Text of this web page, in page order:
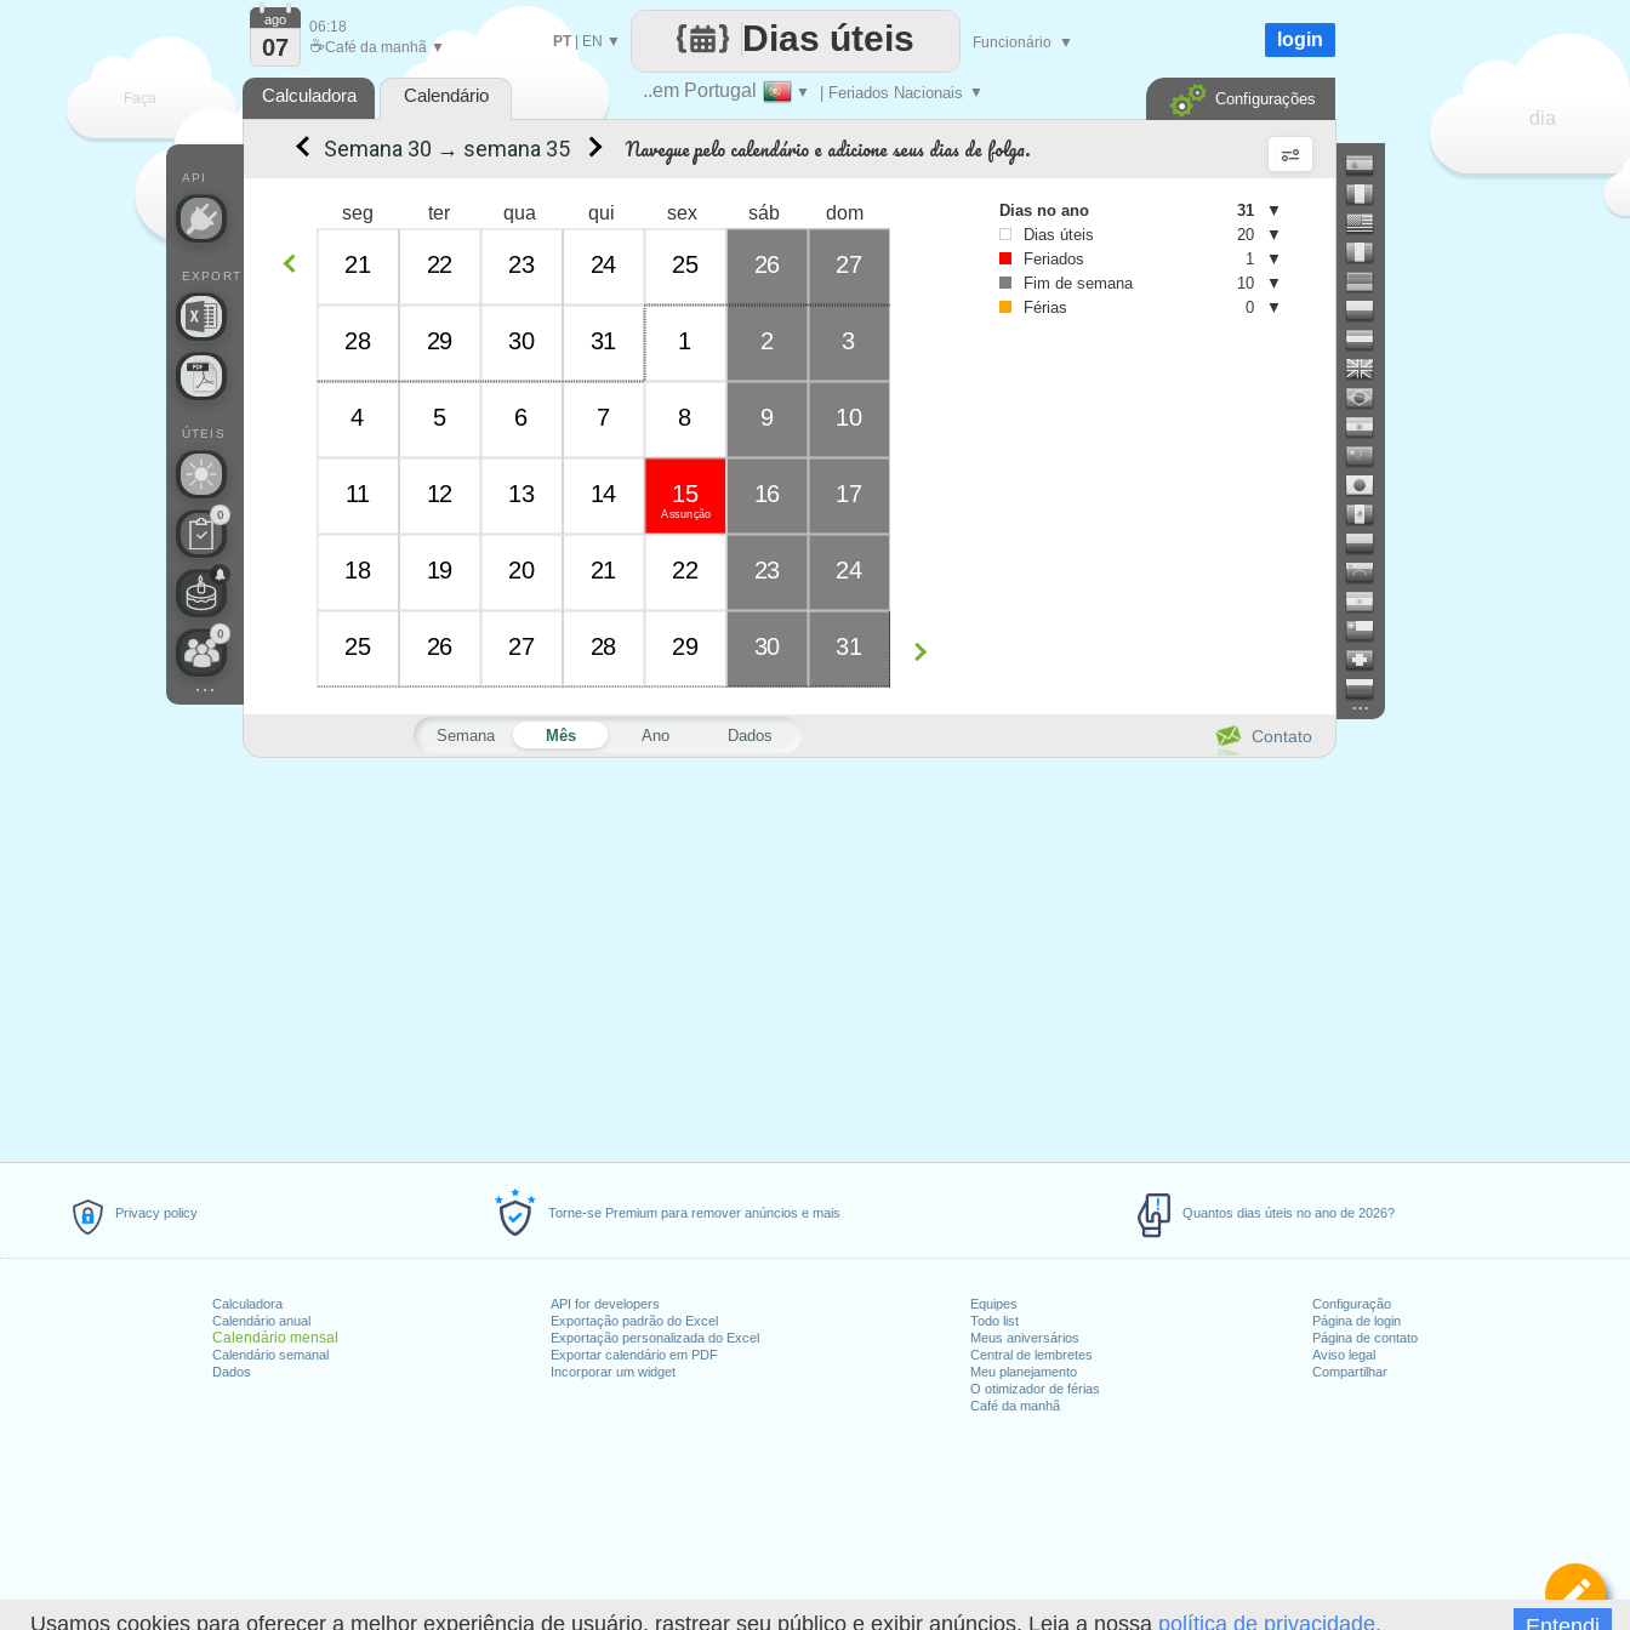
Usamos cookies para oferecer a melhor experiência de usuário, rastrear seu público e exibir anúncios. Leia a nossa política de privacidade.
Privacy policy Torne-se Premium para remover anúncios e mais Quantos dias úteis no ano de 2026?
Calculadora
Calendário anual
Calendário mensal
Calendário semanal
Dados
API for developers
Exportação padrão do Excel
Exportação personalizada do Excel
Exportar calendário em PDF
Incorporar um widget
Equipes
Todo list
Meus aniversários
Central de lembretes
Meu planejamento
O otimizador de férias
Café da manhã
Configuração
Página de login
Página de contato
Aviso legal
Compartilhar
Faça
dia
..em Portugal ▼ | Feriados Nacionais ▼
Dias úteis
PT| EN ▼ Funcionário ▼
API
EXPORT
ÚTEIS
0
0
...
ago
07
06:18
☕Café da manhã ▼ login
Calculadora Calendário Configurações
...
Contato
Navegue pelo calendário e adicione seus dias de folga.
Semana Mês Ano Dados
seg ter qua qui sex sáb dom
21 22 23 24 25 26 27
28 29 30 31 1 2 3
4 5 6 7 8 9 10
11 12 13 14
Assunção
15 16 17
18 19 20 21 22 23 24
25 26 27 28 29 30 31
Semana 30 → semana 35
Dias no ano 31
▼
Dias úteis
20
▼
Feriados
1
▼
Fim de semana
10
▼
Férias
0 ▼